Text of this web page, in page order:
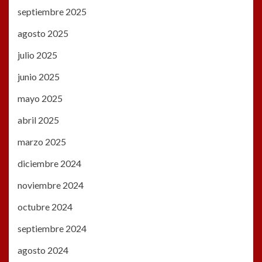
septiembre 2025
agosto 2025
julio 2025
junio 2025
mayo 2025
abril 2025
marzo 2025
diciembre 2024
noviembre 2024
octubre 2024
septiembre 2024
agosto 2024